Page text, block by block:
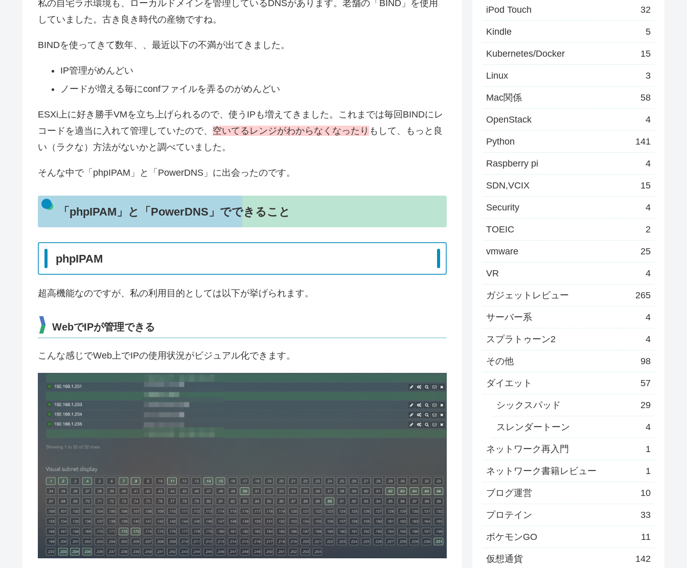
私の自宅ラボ環境も、ローカルドメインを管理しているDNSがあります。老舗の「BIND」を使用
していました。古き良き時代の産物ですね。
BINDを使ってきて数年、、最近以下の不満が出てきました。
IP管理がめんどい
ノードが増える毎にconfファイルを弄るのがめんどい
ESXi上に好き勝手VMを立ち上げられるので、使うIPも増えてきました。これまでは毎回BINDにレ
コードを適当に入れて管理していたので、 空いてるレンジがわからなくなったり もして、もっと良
い（ラクな）方法がないかと調べていました。
そんな中で「phpIPAM」と「PowerDNS」に出会ったのです。
「phpIPAM」と「PowerDNS」でできること
phpIPAM
超高機能なのですが、私の利用目的としては以下が挙げられます。
WebでIPが管理できる
こんな感じでWeb上でIPの使用状況がビジュアル化できます。
iPod Touch 32
Kindle 5
Kubernetes/Docker 15
Linux 3
Mac関係 58
OpenStack 4
Python 141
Raspberry pi 4
SDN,VCIX 15
Security 4
TOEIC 2
vmware 25
VR 4
ガジェットレビュー 265
サーバー系 4
スプラトゥーン2 4
その他 98
ダイエット 57
シックスパッド 29
スレンダートーン 4
ネットワーク再入門 1
ネットワーク書籍レビュー 1
ブログ運営 10
プロテイン 33
ポケモンGO 11
仮想通貨 142